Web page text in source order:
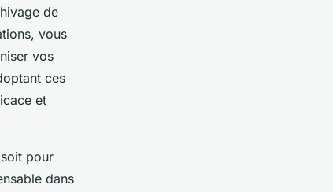
de
vous
vos
ces
et
pour
dans